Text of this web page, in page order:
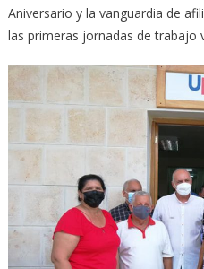
Aniversario y la vanguardia de
las primeras jornadas de trabajo